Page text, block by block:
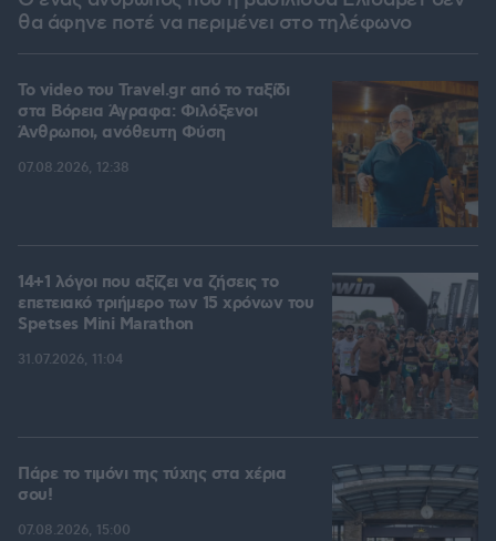
θα άφηνε ποτέ να περιμένει στο τηλέφωνο
To video του Travel.gr από το ταξίδι
στα Βόρεια Άγραφα: Φιλόξενοι
Άνθρωποι, ανόθευτη Φύση
07.08.2026, 12:38
14+1 λόγοι που αξίζει να ζήσεις το
επετειακό τριήμερο των 15 χρόνων του
Spetses Mini Marathon
31.07.2026, 11:04
Πάρε το τιμόνι της τύχης στα χέρια
σου!
07.08.2026, 15:00